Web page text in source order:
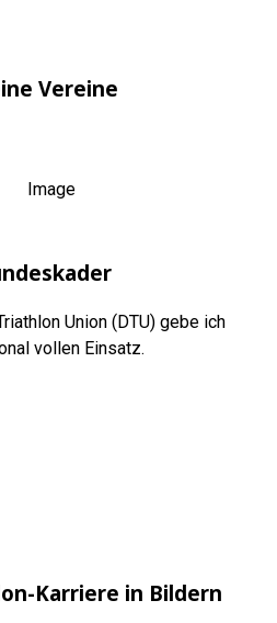
Vereine
Union (DTU) gebe ich
vollen Einsatz.
Karriere in Bildern